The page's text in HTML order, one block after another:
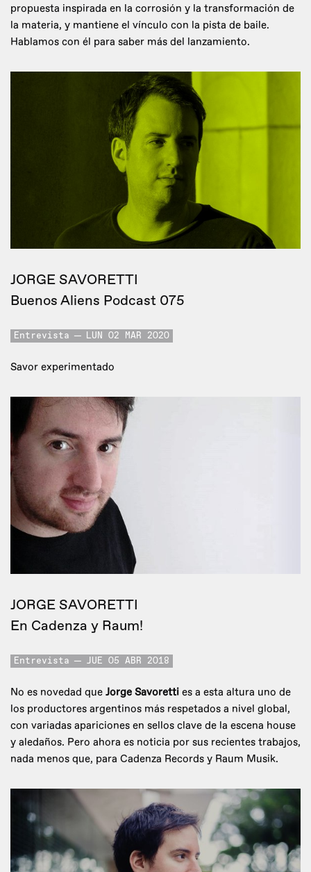
propuesta inspirada en la corrosión y la transformación de
la materia, y mantiene el vínculo con la pista de baile.
Hablamos con él para saber más del lanzamiento.
JORGE SAVORETTI
Buenos Aliens Podcast 075
Entrevista LUN 02 MAR 2020
Savor experimentado
JORGE SAVORETTI
En Cadenza y Raum!
Entrevista JUE 05 ABR 2018
No es novedad que Jorge Savoretti es a esta altura uno de
los productores argentinos más respetados a nivel global,
con variadas apariciones en sellos clave de la escena house
y aledaños. Pero ahora es noticia por sus recientes trabajos,
nada menos que, para Cadenza Records y Raum Musik.